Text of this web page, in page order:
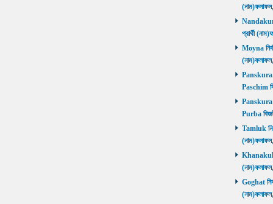
প্রার্থী
Moyna
Panskura
Paschim
Panskura
Purba
Tamluk
Khanakul
Goghat